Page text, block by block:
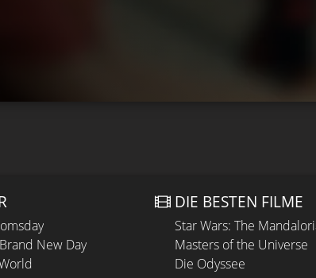
New Day
DIE BESTEN FILME
Star Wars: The
Masters of the Universe
Die Odyssee